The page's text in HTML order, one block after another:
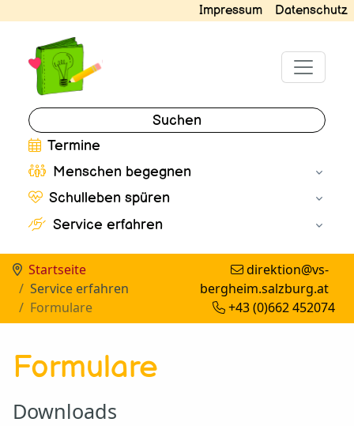
Impressum Datenschutz
Suchen
Termine
Menschen begegnen
Schulleben spüren
Service erfahren
Startseite
Service erfahren
Formulare
direktion@vs-
bergheim.salzburg.at
+43 (0)662 452074
Formulare
Downloads